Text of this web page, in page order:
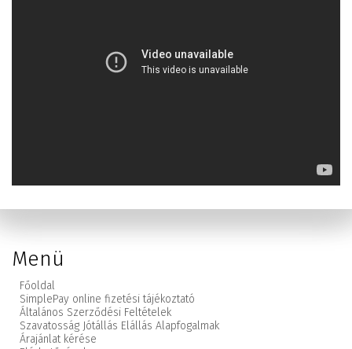
Menü
Főoldal
SimplePay online fizetési tájékoztató
Általános Szerződési Feltételek
Szavatosság Jótállás Elállás Alapfogalmak
Árajánlat kérése